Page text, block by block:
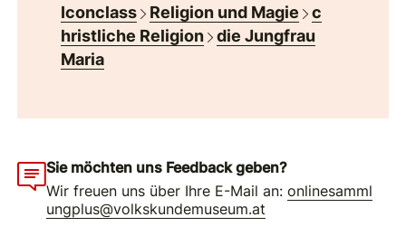
Iconclass
Religion und Magie
c
hristliche Religion
die Jungfrau
Maria
Sie möchten uns Feedback geben?
Wir freuen uns über Ihre E-Mail an:onlinesamml
ungplus@volkskundemuseum.at